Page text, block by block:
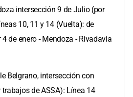
intersección 9 de Julio (por
10, 11 y 14 (Vuelta): de
de enero - Mendoza - Rivadavia
Belgrano, intersección con
de ASSA): Línea 14